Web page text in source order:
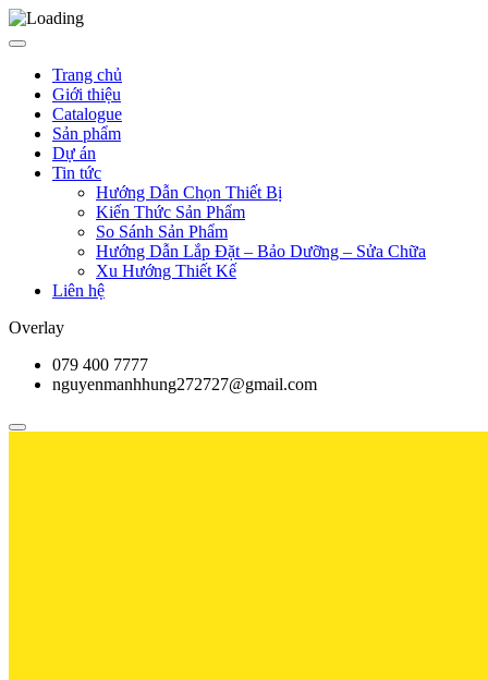
Trang chủ
Giới thiệu
Catalogue
Sản phẩm
Dự án
Tin tức
Hướng Dẫn Chọn Thiết Bị
Kiến Thức Sản Phẩm
So Sánh Sản Phẩm
Hướng Dẫn Lắp Đặt – Bảo Dưỡng – Sửa Chữa
Xu Hướng Thiết Kế
Liên hệ
Overlay
079 400 7777
nguyenmanhhung272727@gmail.com